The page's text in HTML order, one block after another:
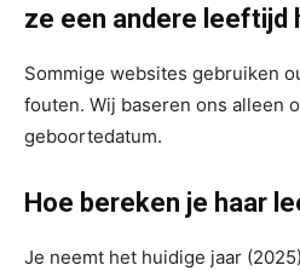
ze een andere leeftijd
Sommige websites gebruiken
fouten. Wij baseren ons alleen
geboortedatum.
Hoe bereken je haar
Je neemt het huidige jaar